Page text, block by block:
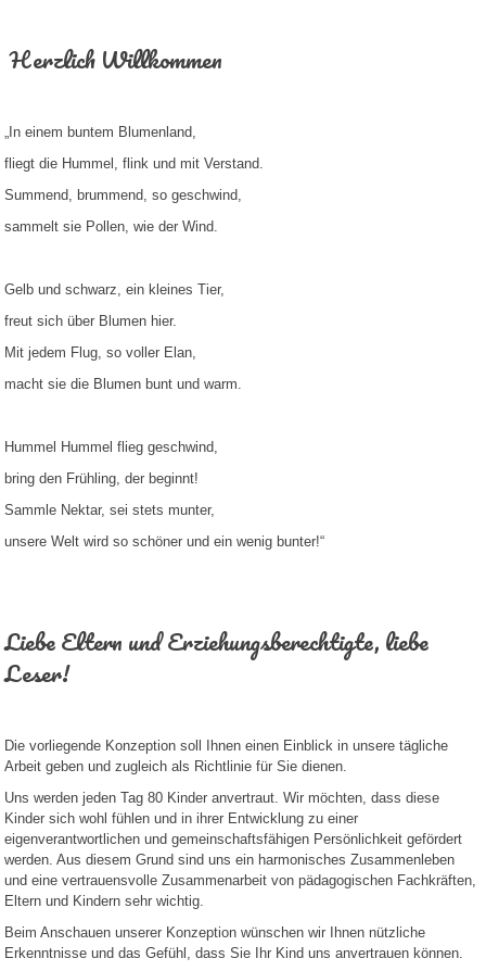
Herzlich Willkommen
„In einem buntem Blumenland,
fliegt die Hummel, flink und mit Verstand.
Summend, brummend, so geschwind,
sammelt sie Pollen, wie der Wind.
Gelb und schwarz, ein kleines Tier,
freut sich über Blumen hier.
Mit jedem Flug, so voller Elan,
macht sie die Blumen bunt und warm.
Hummel Hummel flieg geschwind,
bring den Frühling, der beginnt!
Sammle Nektar, sei stets munter,
unsere Welt wird so schöner und ein wenig bunter!“
Liebe Eltern und Erziehungsberechtigte, liebe
Leser!
Die vorliegende Konzeption soll Ihnen einen Einblick in unsere tägliche
Arbeit geben und zugleich als Richtlinie für Sie dienen.
Uns werden jeden Tag 80 Kinder anvertraut. Wir möchten, dass diese
Kinder sich wohl fühlen und in ihrer Entwicklung zu einer
eigenverantwortlichen und gemeinschaftsfähigen Persönlichkeit gefördert
werden. Aus diesem Grund sind uns ein harmonisches Zusammenleben
und eine vertrauensvolle Zusammenarbeit von pädagogischen Fachkräften,
Eltern und Kindern sehr wichtig.
Beim Anschauen unserer Konzeption wünschen wir Ihnen nützliche
Erkenntnisse und das Gefühl, dass Sie Ihr Kind uns anvertrauen können.